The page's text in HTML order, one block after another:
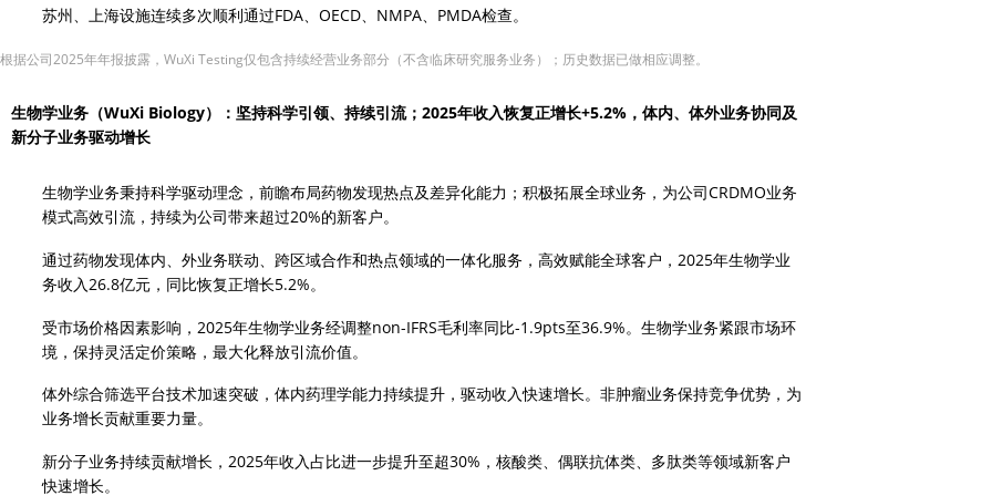
苏州、上海设施连续多次顺利通过FDA、OECD、NMPA、PMDA检查。
据公司2025年年报披露，WuXi Testing仅包含持续经营业务部分（不含临床研究服务业务）；历史数据已做相应调整。
生物学业务（WuXi Biology）：坚持科学引领、持续引流；2025年收入恢复正增长+5.2%，体内、体外业务协同及
新分子业务驱动增长
生物学业务秉持科学驱动理念，前瞻布局药物发现热点及差异化能力；积极拓展全球业务，为公司CRDMO业务
模式高效引流，持续为公司带来超过20%的新客户。
通过药物发现体内、外业务联动、跨区域合作和热点领域的一体化服务，高效赋能全球客户，2025年生物学业
务收入26.8亿元，同比恢复正增长5.2%。
受市场价格因素影响，2025年生物学业务经调整non-IFRS毛利率同比-1.9pts至36.9%。生物学业务紧跟市场环
境，保持灵活定价策略，最大化释放引流价值。
体外综合筛选平台技术加速突破，体内药理学能力持续提升，驱动收入快速增长。非肿瘤业务保持竞争优势，为
业务增长贡献重要力量。
新分子业务持续贡献增长，2025年收入占比进一步提升至超30%，核酸类、偶联抗体类、多肽类等领域新客户
快速增长。